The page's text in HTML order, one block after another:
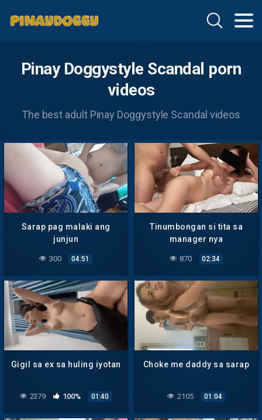
Pinay Doggystyle Scandal porn
videos
The best adult Pinay Doggystyle Scandal videos
Sarap pag malaki ang
junjun
300 04:51
Tinumbongan si tita sa
manager nya
870 02:34
Gigil sa ex sa huling iyotan
2379 100% 01:40
Choke me daddy sa sarap
2105 01:04